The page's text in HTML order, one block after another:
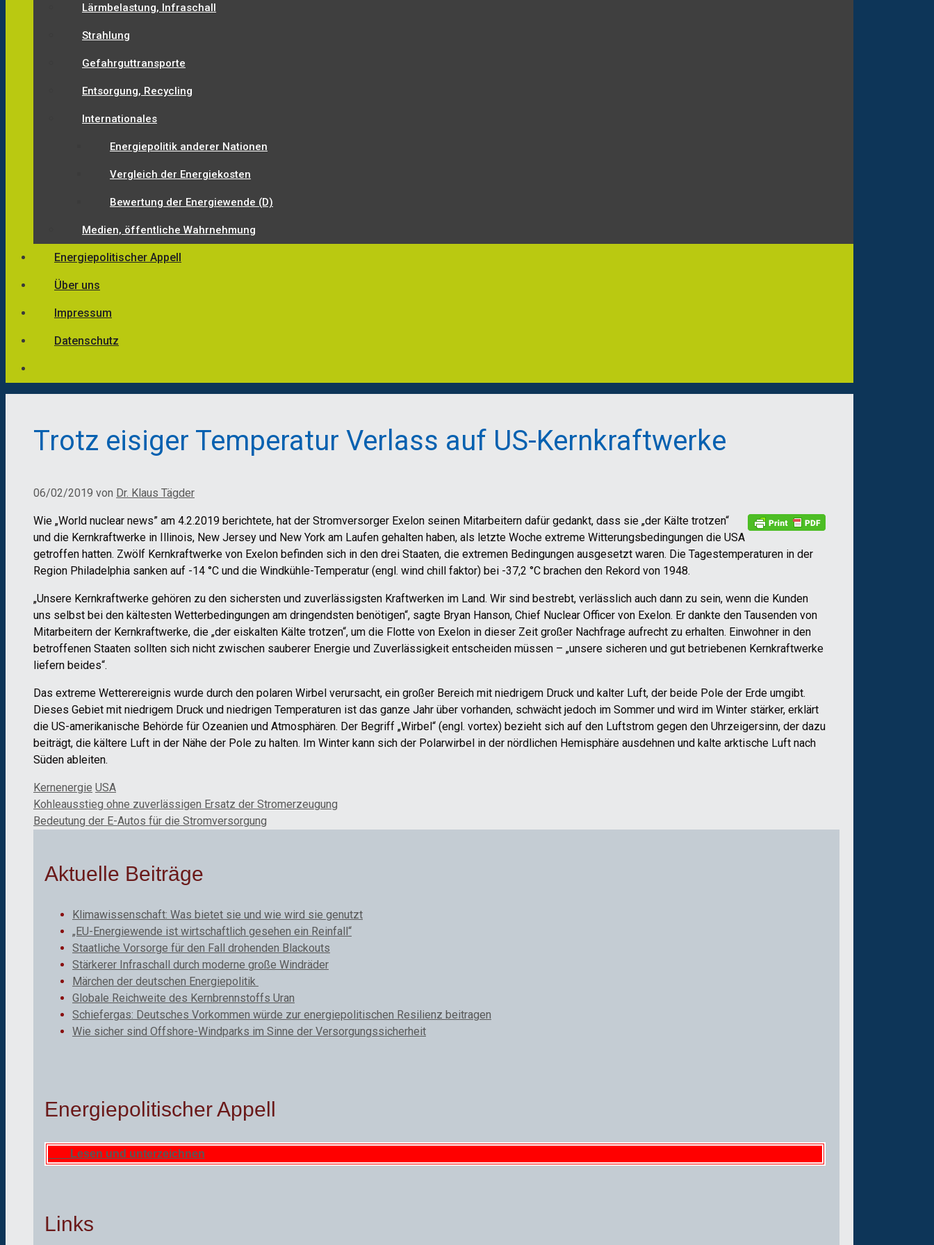
Lärmbelastung, Infraschall
Strahlung
Gefahrguttransporte
Entsorgung, Recycling
Internationales
Energiepolitik anderer Nationen
Vergleich der Energiekosten
Bewertung der Energiewende (D)
Medien, öffentliche Wahrnehmung
Energiepolitischer Appell
Über uns
Impressum
Datenschutz
Trotz eisiger Temperatur Verlass auf US-Kernkraftwerke
06/02/2019 von Dr. Klaus Tägder
Wie „World nuclear news” am 4.2.2019 berichtete, hat der Stromversorger Exelon seinen Mitarbeitern dafür gedankt, dass sie „der Kälte trotzen“
und die Kernkraftwerke in Illinois, New Jersey und New York am Laufen gehalten haben, als letzte Woche extreme Witterungsbedingungen die USA
getroffen hatten. Zwölf Kernkraftwerke von Exelon befinden sich in den drei Staaten, die extremen Bedingungen ausgesetzt waren. Die Tagestemperaturen in der
Region Philadelphia sanken auf -14 °C und die Windkühle-Temperatur (engl. wind chill faktor) bei -37,2 °C brachen den Rekord von 1948.
„Unsere Kernkraftwerke gehören zu den sichersten und zuverlässigsten Kraftwerken im Land. Wir sind bestrebt, verlässlich auch dann zu sein, wenn die Kunden
uns selbst bei den kältesten Wetterbedingungen am dringendsten benötigen“, sagte Bryan Hanson, Chief Nuclear Officer von Exelon. Er dankte den Tausenden von
Mitarbeitern der Kernkraftwerke, die „der eiskalten Kälte trotzen“, um die Flotte von Exelon in dieser Zeit großer Nachfrage aufrecht zu erhalten. Einwohner in den
betroffenen Staaten sollten sich nicht zwischen sauberer Energie und Zuverlässigkeit entscheiden müssen – „unsere sicheren und gut betriebenen Kernkraftwerke
liefern beides“.
Das extreme Wetterereignis wurde durch den polaren Wirbel verursacht, ein großer Bereich mit niedrigem Druck und kalter Luft, der beide Pole der Erde umgibt.
Dieses Gebiet mit niedrigem Druck und niedrigen Temperaturen ist das ganze Jahr über vorhanden, schwächt jedoch im Sommer und wird im Winter stärker, erklärt
die US-amerikanische Behörde für Ozeanien und Atmosphären. Der Begriff „Wirbel“ (engl. vortex) bezieht sich auf den Luftstrom gegen den Uhrzeigersinn, der dazu
beiträgt, die kältere Luft in der Nähe der Pole zu halten. Im Winter kann sich der Polarwirbel in der nördlichen Hemisphäre ausdehnen und kalte arktische Luft nach
Süden ableiten.
Kategorien
Kernenergie Schlagwörter
USA
Kohleausstieg ohne zuverlässigen Ersatz der Stromerzeugung
Bedeutung der E-Autos für die Stromversorgung
Aktuelle Beiträge
Klimawissenschaft: Was bietet sie und wie wird sie genutzt
„EU-Energiewende ist wirtschaftlich gesehen ein Reinfall“
Staatliche Vorsorge für den Fall drohenden Blackouts
Stärkerer Infraschall durch moderne große Windräder
Märchen der deutschen Energiepolitik
Globale Reichweite des Kernbrennstoffs Uran
Schiefergas: Deutsches Vorkommen würde zur energiepolitischen Resilienz beitragen
Wie sicher sind Offshore-Windparks im Sinne der Versorgungssicherheit
Energiepolitischer Appell
Lesen und unterzeichnen
Links